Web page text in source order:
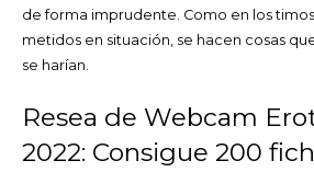
de forma imprudente. Como en los
metidos en situación, se hacen cosas
se harían.
Resea de Webcam
2022: Consigue 200